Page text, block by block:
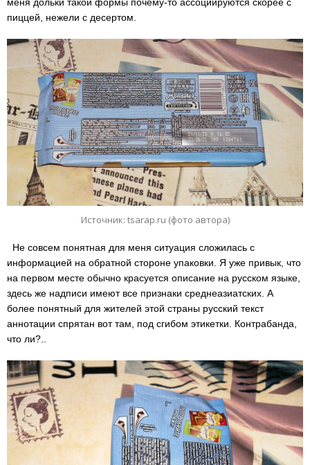
меня дольки такой формы почему-то ассоциируются скорее с
пиццей, нежели с десертом.
Источник: tsarap.ru (фото автора)
Не совсем понятная для меня ситуация сложилась с
информацией на обратной стороне упаковки. Я уже привык, что
на первом месте обычно красуется описание на русском языке,
здесь же надписи имеют все признаки среднеазиатских. А
более понятный для жителей этой страны русский текст
аннотации спрятан вот там, под сгибом этикетки. Контрабанда,
что ли?..